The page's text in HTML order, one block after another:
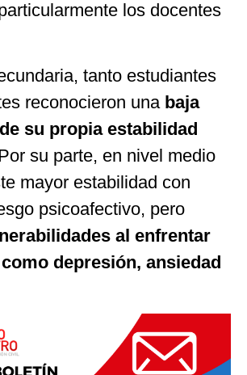
los docentes
tanto estudiantes
reconocieron una baja
su propia estabilidad
su parte, en nivel medio
mayor estabilidad con
psicoafectivo, pero
al enfrentar
depresión, ansiedad